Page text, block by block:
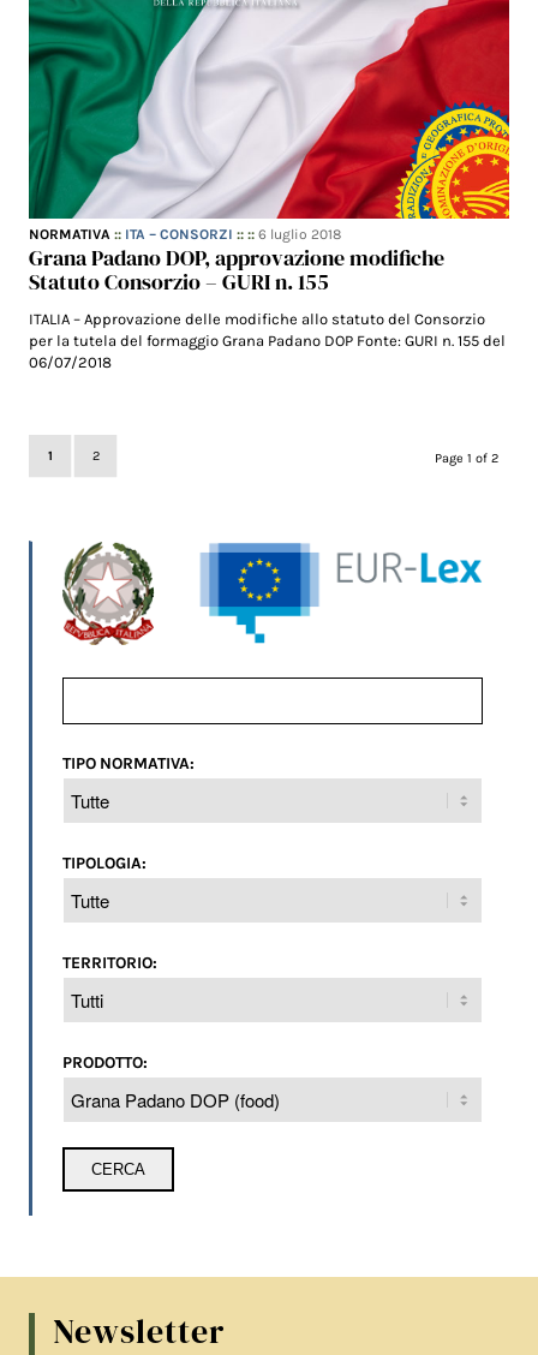
NORMATIVA :: ITA – CONSORZI :: ::6 luglio 2018
Grana Padano DOP, approvazione modifiche
Statuto Consorzio – GURI n. 155
ITALIA – Approvazione delle modifiche allo statuto del Consorzio
per la tutela del formaggio Grana Padano DOP Fonte: GURI n. 155 del
06/07/2018
Page 1 of 2
1 2
TIPO NORMATIVA:
TIPOLOGIA:
TERRITORIO:
PRODOTTO:
Newsletter